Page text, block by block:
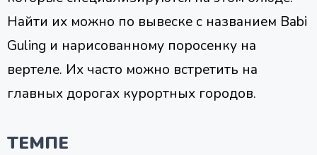
Найти их можно по вывеске с названием Babi
Guling и нарисованному поросенку на
вертеле. Их часто можно встретить на
главных дорогах курортных городов.
ТЕМПЕ